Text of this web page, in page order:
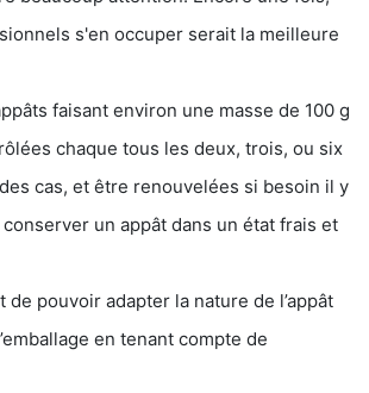
s'en occuper serait la meilleure
faisant environ une masse de 100 g
chaque tous les deux, trois, ou six
cas, et être renouvelées si besoin il y
un appât dans un état frais et
de pouvoir adapter la nature de l’appât
en tenant compte de